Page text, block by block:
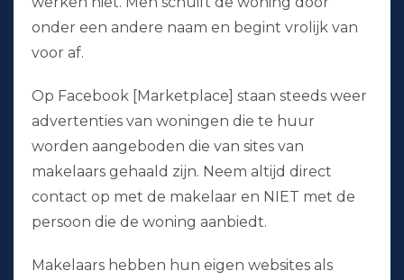
onder een andere naam en begint vrolijk van
voor af.
Op Facebook [Marketplace] staan steeds weer
advertenties van woningen die te huur
worden aangeboden die van sites van
makelaars gehaald zijn. Neem altijd direct
contact op met de makelaar en NIET met de
persoon die de woning aanbiedt.
Makelaars hebben hun eigen websites als